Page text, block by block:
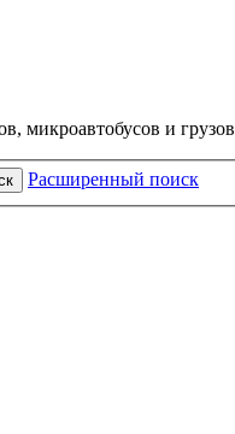
микроавтобусов и
Расширенный поиск